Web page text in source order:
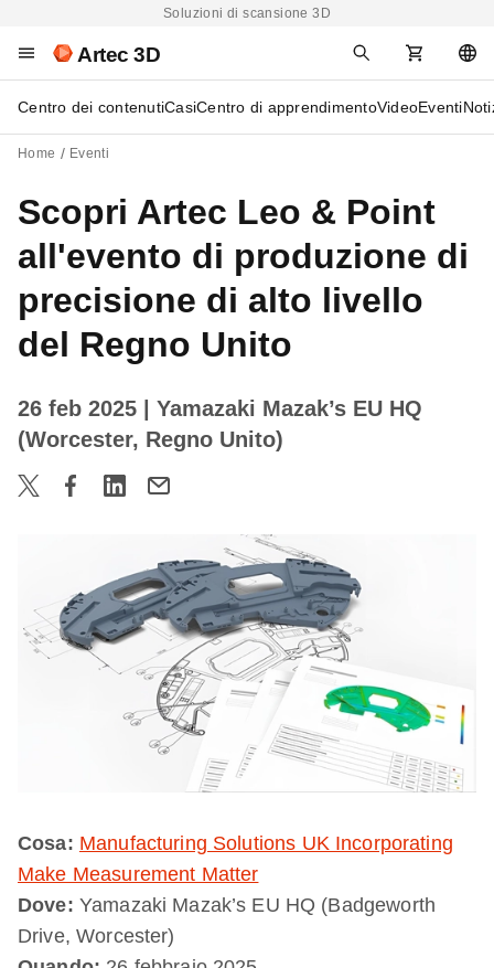
Soluzioni di scansione 3D
Artec 3D
Centro dei contenutiCasiCentro di apprendimentoVideoEventi
Home Eventi
Scopri Artec Leo & Point
all'evento di produzione di
precisione di alto livello
del Regno Unito
26 feb 2025
| Yamazaki Mazak’s EU HQ
(Worcester, Regno Unito)
Cosa: Manufacturing Solutions UK Incorporating
Make Measurement Matter
Dove: Yamazaki Mazak’s EU HQ (Badgeworth
Drive, Worcester)